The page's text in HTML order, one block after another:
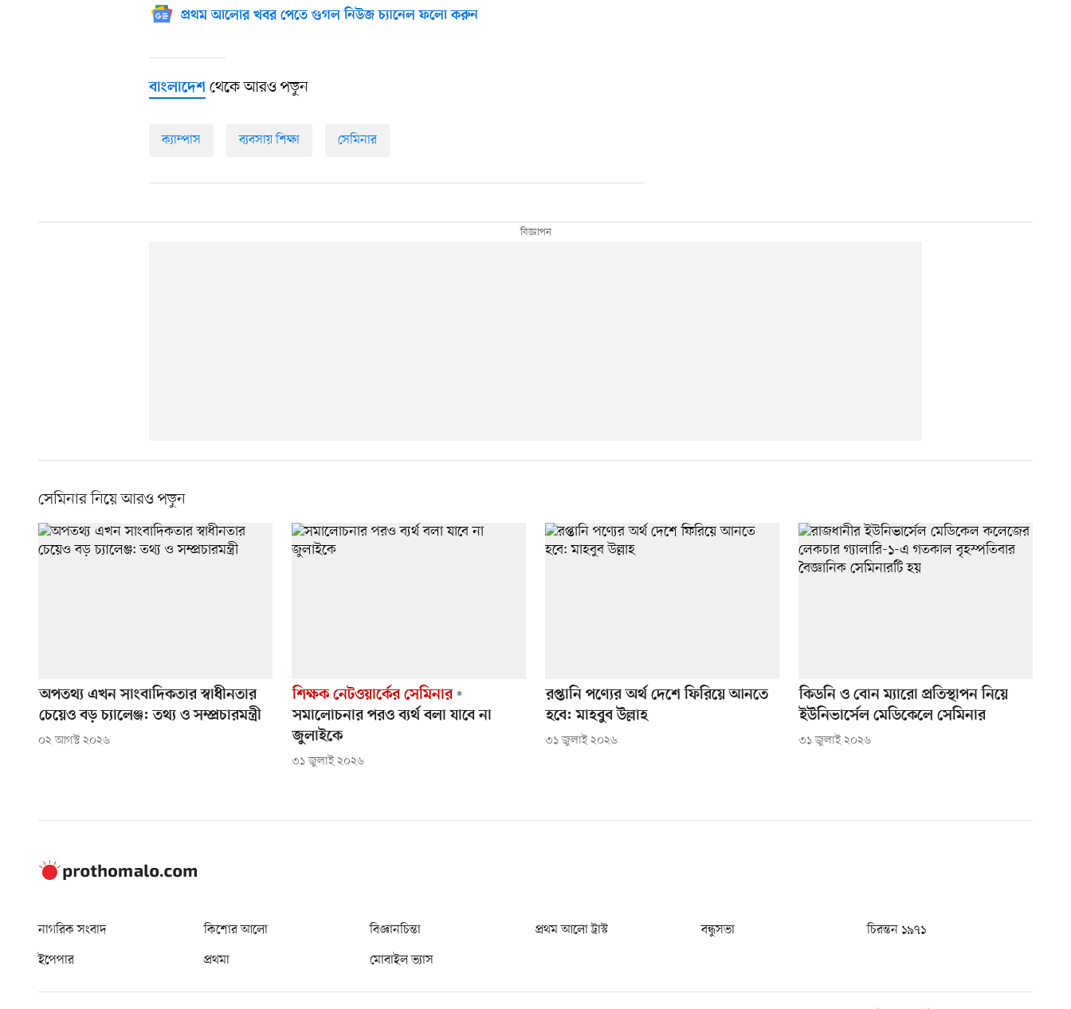
প্রথম আলোর খবর পেতে গুগল নিউজ চ্যানেল ফলো করুন
বাংলাদেশ থেকে আরও পড়ুন
ক্যাম্পাস ব্যবসায় শিক্ষা সেমিনার
সেমিনার নিয়ে আরও পড়ুন
অপতথ্য এখন সাংবাদিকতার স্বাধীনতার
চেয়েও বড় চ্যালেঞ্জ: তথ্য ও সম্প্রচারমন্ত্রী
০২ আগস্ট ২০২৬
শিক্ষক নেটওয়ার্কের সেমিনার
সমালোচনার পরও ব্যর্থ বলা যাবে না
জুলাইকে
৩১ জুলাই ২০২৬
রপ্তানি পণ্যের অর্থ দেশে ফিরিয়ে আনতে
হবে: মাহবুব উল্লাহ
৩১ জুলাই ২০২৬
কিডনি ও বোন ম্যারো প্রতিস্থাপন নিয়ে
ইউনিভার্সেল মেডিকেলে সেমিনার
৩১ জুলাই ২০২৬
নাগরিক সংবাদ কিশোর আলো বিজ্ঞানচিন্তা প্রথম আলো ট্রাস্ট বন্ধুসভা
চিরন্তন ১৯৭১
ইপেপার
প্রথমা মোবাইল ভ্যাস